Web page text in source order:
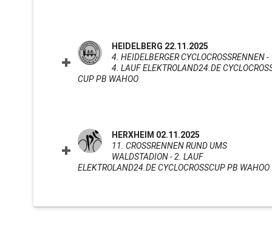
HEIDELBERG 22.11.2025
4. HEIDELBERGER CYCLOCROSSRENNEN -
4. LAUF ELEKTROLAND24.DE
CUP PB WAHOOCLICK TO EXPAND CONTENTS
HERXHEIM 02.11.2025
11. CROSSRENNEN RUND UMS
WALDSTADION - 2. LAUF
ELEKTROLAND24.DE CYCLOCROSSCUP PB WAHOO